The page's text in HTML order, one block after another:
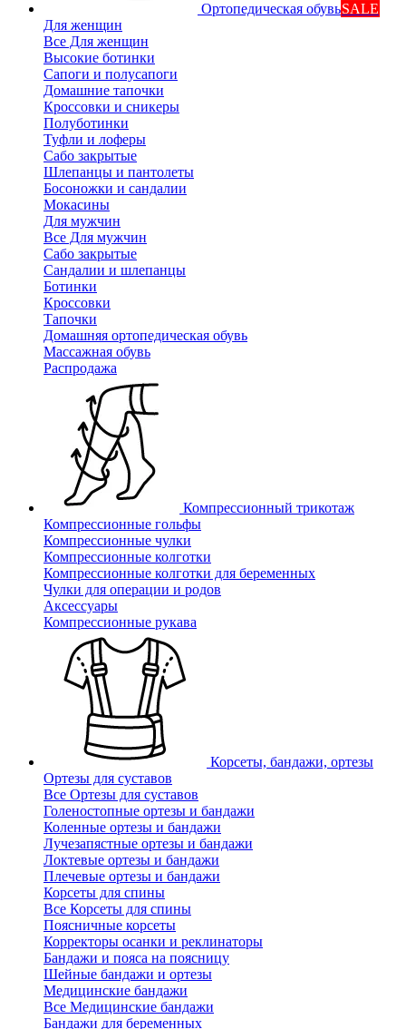
Ортопедическая обувьSALE
Для женщин
Все Для женщин
Высокие ботинки
Сапоги и полусапоги
Домашние тапочки
Кроссовки и сникеры
Полуботинки
Туфли и лоферы
Сабо закрытые
Шлепанцы и пантолеты
Босоножки и сандалии
Мокасины
Для мужчин
Все Для мужчин
Сабо закрытые
Сандалии и шлепанцы
Ботинки
Кроссовки
Тапочки
Домашняя ортопедическая обувь
Массажная обувь
Распродажа
Компрессионный трикотаж
Компрессионные гольфы
Компрессионные чулки
Компрессионные колготки
Компрессионные колготки для беременных
Чулки для операции и родов
Аксессуары
Компрессионные рукава
Корсеты, бандажи, ортезы
Ортезы для суставов
Все Ортезы для суставов
Голеностопные ортезы и бандажи
Коленные ортезы и бандажи
Лучезапястные ортезы и бандажи
Локтевые ортезы и бандажи
Плечевые ортезы и бандажи
Корсеты для спины
Все Корсеты для спины
Поясничные корсеты
Корректоры осанки и реклинаторы
Бандажи и пояса на поясницу
Шейные бандажи и ортезы
Медицинские бандажи
Все Медицинские бандажи
Бандажи для беременных